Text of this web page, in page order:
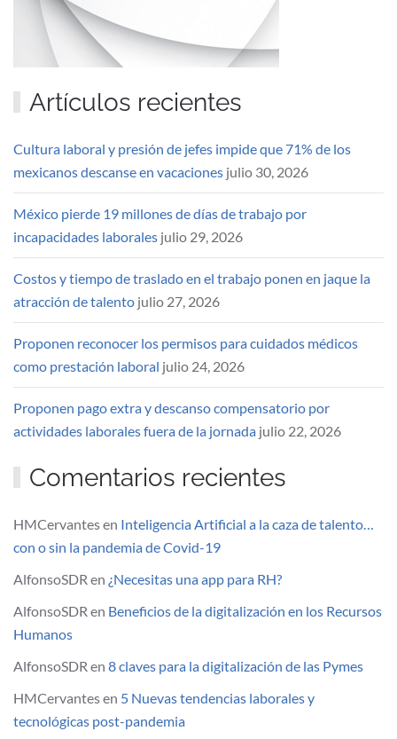
Artículos recientes
Cultura laboral y presión de jefes impide que 71% de los
mexicanos descanse en vacaciones julio 30, 2026
México pierde 19 millones de días de trabajo por
incapacidades laborales julio 29, 2026
Costos y tiempo de traslado en el trabajo ponen en jaque la
atracción de talento julio 27, 2026
Proponen reconocer los permisos para cuidados médicos
como prestación laboral julio 24, 2026
Proponen pago extra y descanso compensatorio por
actividades laborales fuera de la jornada julio 22, 2026
Comentarios recientes
HMCervantesen Inteligencia Artificial a la caza de talento…
con o sin la pandemia de Covid-19
AlfonsoSDR en ¿Necesitas una app para RH?
AlfonsoSDR en Beneficios de la digitalización en los Recursos
Humanos
AlfonsoSDR en 8 claves para la digitalización de las Pymes
HMCervantesen 5 Nuevas tendencias laborales y
tecnológicas post-pandemia